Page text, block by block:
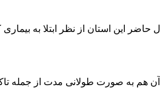
این استان از نظر ابتلا به
آن هم به صورت طولانی مدت از